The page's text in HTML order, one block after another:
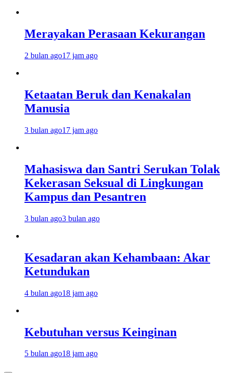
Merayakan Perasaan Kekurangan
2 bulan ago17 jam ago
Ketaatan Beruk dan Kenakalan
Manusia
3 bulan ago17 jam ago
Mahasiswa dan Santri Serukan Tolak
Kekerasan Seksual di Lingkungan
Kampus dan Pesantren
3 bulan ago3 bulan ago
Kesadaran akan Kehambaan: Akar
Ketundukan
4 bulan ago18 jam ago
Kebutuhan versus Keinginan
5 bulan ago18 jam ago